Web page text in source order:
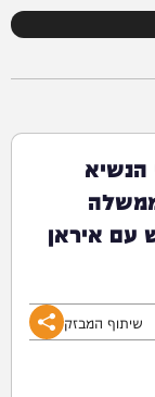
עם איראן
שיתוף המבזק